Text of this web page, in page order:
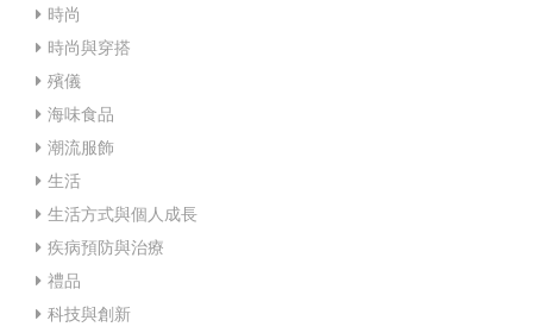
時尚
時尚與穿搭
殯儀
海味食品
潮流服飾
生活
生活方式與個人成長
疾病預防與治療
禮品
科技與創新